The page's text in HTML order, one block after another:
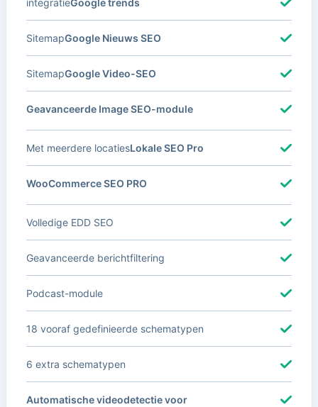
Google Nieuws SEO
Sitemap
Google Video-SEO
Sitemap
Geavanceerde Image SEO-module
Lokale SEO Pro
Met meerdere locaties
WooCommerce SEO PRO
Volledige EDD SEO
Geavanceerde berichtfiltering
Podcast-module
18 vooraf gedefinieerde schematypen
6 extra schematypen
Automatische videodetectie voor